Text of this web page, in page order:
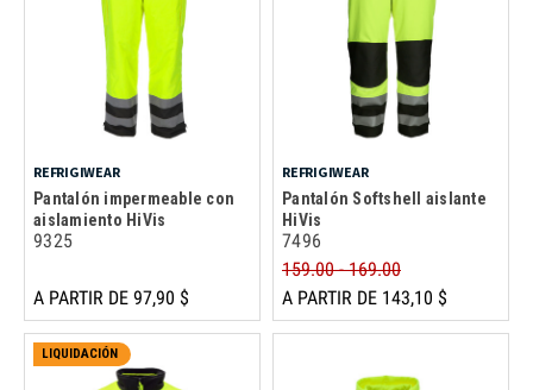
REFRIGIWEAR
Pantalón impermeable con
aislamiento HiVis
9325
A PARTIR DE 97,90 $
REFRIGIWEAR
Pantalón Softshell aislante
HiVis
7496
159.00 - 169.00
A PARTIR DE 143,10 $
LIQUIDACIÓN